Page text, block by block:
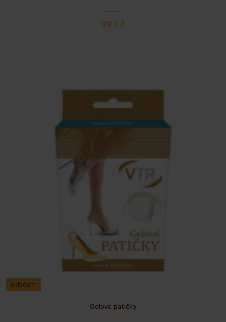
99 Kč
Gelové patičky
skladem